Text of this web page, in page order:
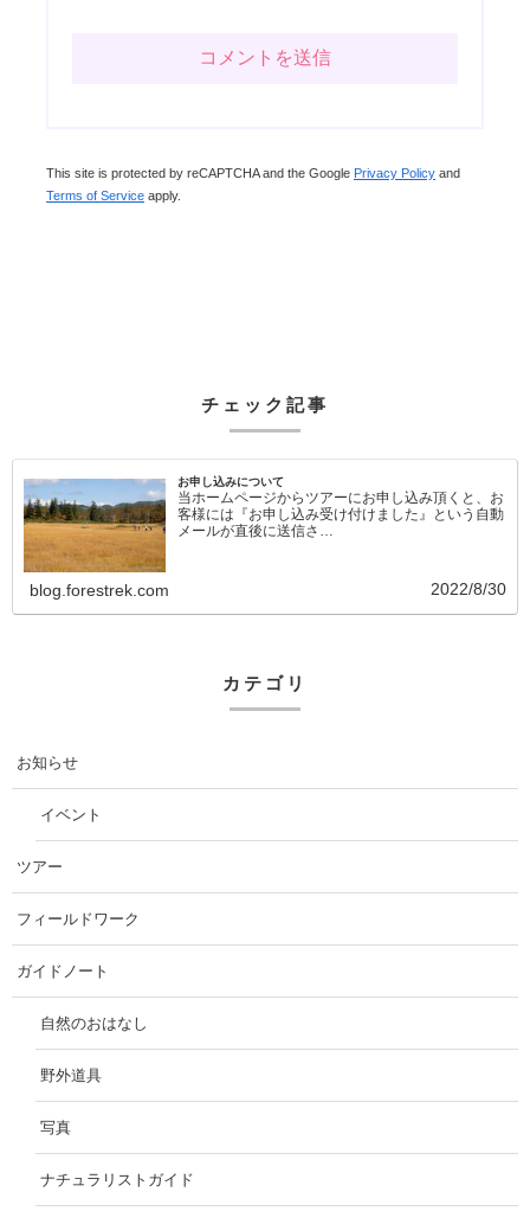
This site is protected by reCAPTCHA and the Google Privacy Policy and
Terms of Service apply.
チェック記事
お申し込みについて
当ホームページからツアーにお申し込み頂くと、お
客様には『お申し込み受け付けました』という自動
メールが直後に送信さ…
blog.forestrek.com 2022/8/30
カテゴリ
お知らせ
イベント
ツアー
フィールドワーク
ガイドノート
自然のおはなし
野外道具
写真
ナチュラリストガイド